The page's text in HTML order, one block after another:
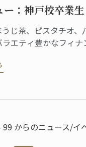
ー：神戸校卒業
うじ茶、ピスタチオ
ラエティ豊かなフィ
も珍しいフィナンシ
99 からのニュース/イ